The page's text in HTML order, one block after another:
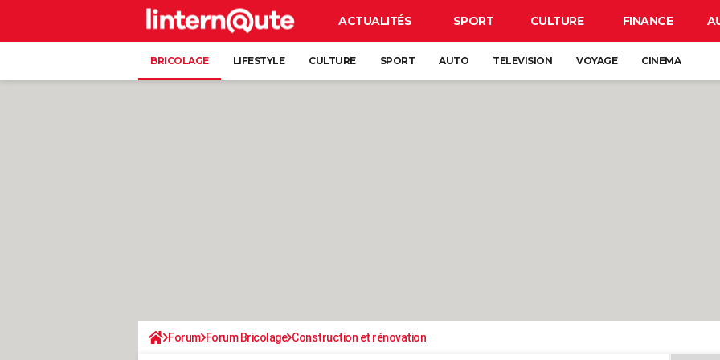
ACTUALITÉS SPORT CULTURE FINANCE
BRICOLAGE LIFESTYLE CULTURE SPORT AUTO TELEVISION VOYAGE CINEMA
Forum Forum Bricolage Construction et rénovation